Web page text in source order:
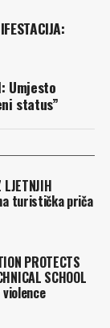
Umjesto
status”
LJETNJIH
turistička priča
PROTECTS
SCHOOL
violence